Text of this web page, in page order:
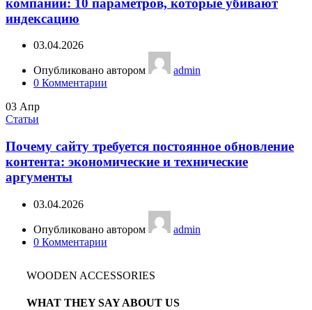
индексацию
03.04.2026
Опубликовано автором
admin
0 Комментарии
03 Апр
Статьи
Почему сайту требуется постоянное обновление
контента: экономические и технические
аргументы
03.04.2026
Опубликовано автором
admin
0 Комментарии
WOODEN ACCESSORIES
WHAT THEY SAY ABOUT US